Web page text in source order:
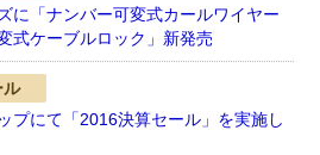
に「ナンバー可変式カールワイヤー
式ケーブルロック」新発売
ル
プにて「2016決算セール」を実施し